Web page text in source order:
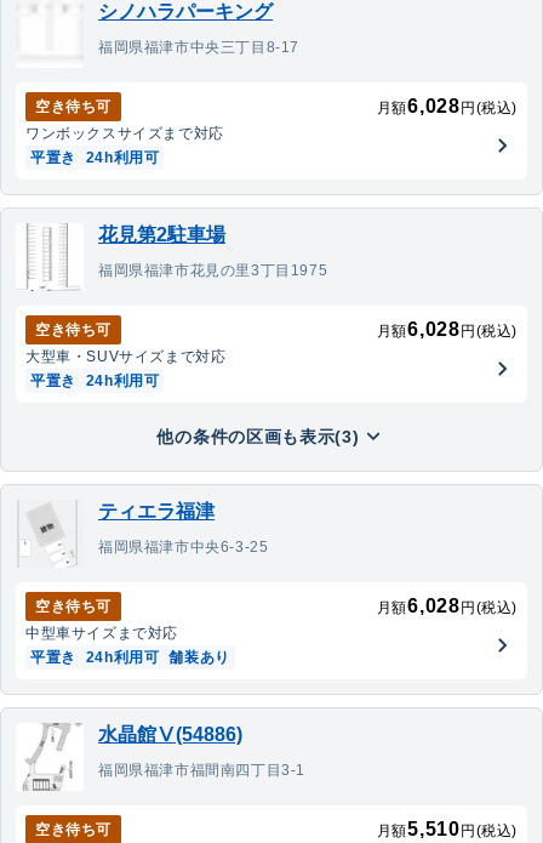
シノハラパーキング
福岡県福津市中央三丁目8-17
空き待ち可 月額6,028 円(税込)
ワンボックスサイズまで対応
平置き
24h利用可
花見第2駐車場
福岡県福津市花見の里3丁目1975
空き待ち可 月額6,028 円(税込)
大型車・SUVサイズまで対応
平置き
24h利用可
他の条件の区画も表示(3)
ティエラ福津
福岡県福津市中央6-3-25
空き待ち可 月額6,028 円(税込)
中型車サイズまで対応
平置き
24h利用可 舗装あり
水晶館Ⅴ(54886)
福岡県福津市福間南四丁目3-1
空き待ち可 月額5,510 円(税込)